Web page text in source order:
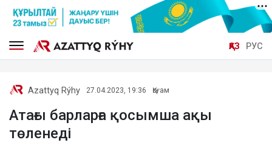
ҚАЗ РУС
Azattyq Rýhy 27.04.2023, 19:36 Қоғам
Атағы барларға қосымша ақы
төленеді